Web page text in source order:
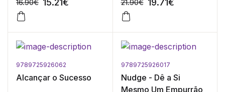
16.90€ 15.21€ 21.90€ 19.71€
9789725926062
Alcançar o Sucesso
9789725926017
Nudge - Dê a Si
Mesmo Um Empurrão